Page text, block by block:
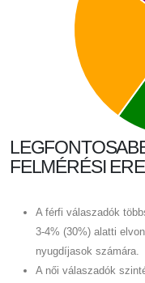
FELMÉRÉSI
A férfi válaszadók
3-4% (30%) alatti
nyugdíjasok számára.
A női válaszadók